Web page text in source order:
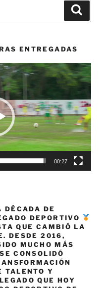
ENTREGADAS
00:27
DÉCADA DE
DEPORTIVO
QUE CAMBIÓ LA
DESDE 2016,
MUCHO MÁS
CONSOLIDÓ
TALENTO Y
QUE HOY